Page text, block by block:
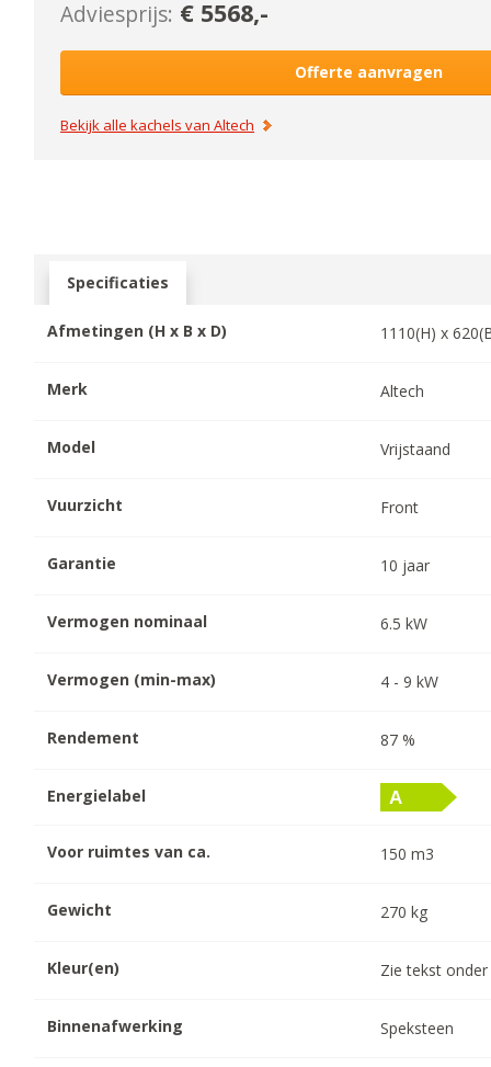
Adviesprijs: € 5568,-
Offerte aanvragen
Bekijk alle kachels vanAltech
Specificaties
Afmetingen (H x B x D) 1110(H) x620
Merk Altech
Model Vrijstaand
Vuurzicht Front
Garantie 10 jaar
Vermogen nominaal 6.5 kW
Vermogen (min-max) 4 -9 kW
Rendement 87 %
Energielabel
Voor ruimtes van ca. 150 m3
Gewicht 270 kg
Kleur(en) Zie tekst onder
Binnenafwerking Speksteen